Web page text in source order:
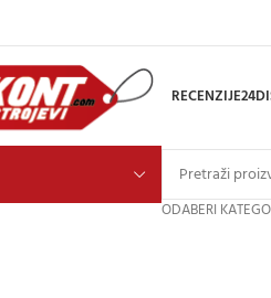
RECENZIJE
ODABERI